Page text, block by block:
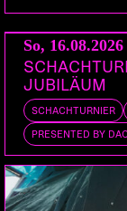
DJ
DOORS:22:00
Dustbowl,
So,
JUBILÄUM
SCHACHTURNIER
PRESENTED BY